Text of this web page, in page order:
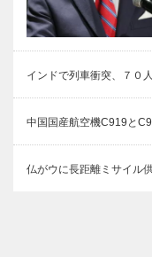
インドで列車衝突、７０
中国国産航空機C919と
仏がウに長距離ミサイル